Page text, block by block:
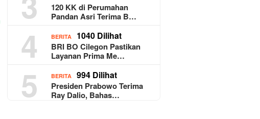
120 KK di Perumahan
Pandan Asri Terima B…
4 BERITA 1040 Dilihat
BRI BO Cilegon Pastikan
Layanan Prima Me…
5 BERITA 994 Dilihat
Presiden Prabowo Terima
Ray Dalio, Bahas…